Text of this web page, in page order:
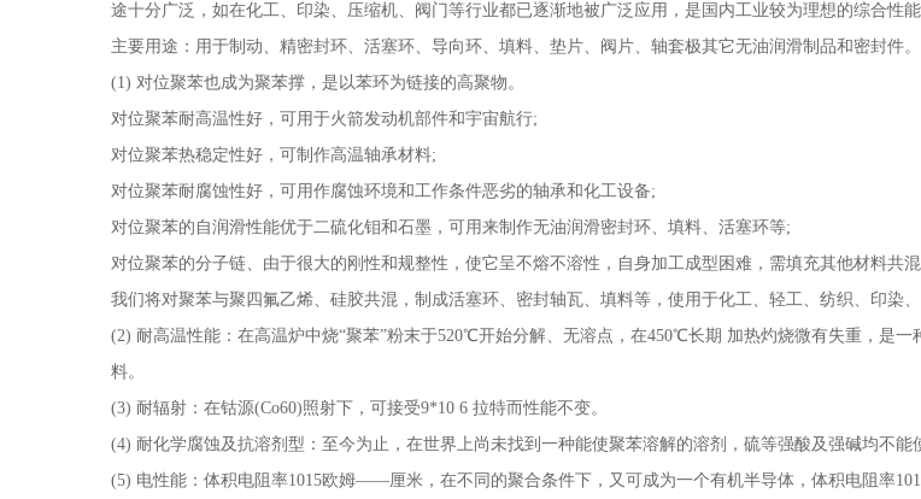
途十分广泛，如在化工、印染、压缩机、阀门等行业都已逐渐地被广泛应用，是国内工业较为理想的综合性
主要用途：用于制动、精密封环、活塞环、导向环、填料、垫片、阀片、轴套极其它无油润滑制品和密封件。
(1) 对位聚苯也成为聚苯撑，是以苯环为链接的高聚物。
对位聚苯耐高温性好，可用于火箭发动机部件和宇宙航行;
对位聚苯热稳定性好，可制作高温轴承材料;
对位聚苯耐腐蚀性好，可用作腐蚀环境和工作条件恶劣的轴承和化工设备;
对位聚苯的自润滑性能优于二硫化钼和石墨，可用来制作无油润滑密封环、填料、活塞环等;
对位聚苯的分子链、由于很大的刚性和规整性，使它呈不熔不溶性，自身加工成型困难，需填充其他材料共混
我们将对聚苯与聚四氟乙烯、硅胶共混，制成活塞环、密封轴瓦、填料等，使用于化工、轻工、纺织、印染
(2) 耐高温性能：在高温炉中烧“聚苯”粉末于520℃开始分解、无溶点，在450℃长期 加热灼烧微有失重，是
料。
(3) 耐辐射：在钴源(Co60)照射下，可接受9*10 6 拉特而性能不变。
(4) 耐化学腐蚀及抗溶剂型：至今为止，在世界上尚未找到一种能使聚苯溶解的溶剂，硫等强酸及强碱均不能
(5) 电性能：体积电阻率1015欧姆——厘米，在不同的聚合条件下，又可成为一个有机半导体，体积电阻率